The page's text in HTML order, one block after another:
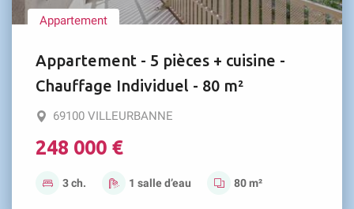
Appartement
Appartement - 5 pièces + cuisine -
Chauffage Individuel - 80 m²
69100 VILLEURBANNE
248 000 €
3 ch. 1 salle d’eau 80 m²